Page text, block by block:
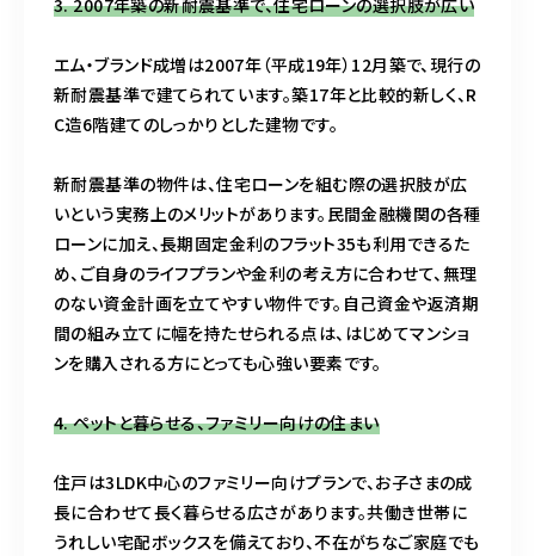
3. 2007年築の新耐震基準で、住宅ローンの選択肢が広い
エム・ブランド成増は2007年（平成19年）12月築で、現行の
新耐震基準で建てられています。築17年と比較的新しく、R
C造6階建てのしっかりとした建物です。
新耐震基準の物件は、住宅ローンを組む際の選択肢が広
いという実務上のメリットがあります。民間金融機関の各種
ローンに加え、長期固定金利のフラット35も利用できるた
め、ご自身のライフプランや金利の考え方に合わせて、無理
のない資金計画を立てやすい物件です。自己資金や返済期
間の組み立てに幅を持たせられる点は、はじめてマンショ
ンを購入される方にとっても心強い要素です。
4. ペットと暮らせる、ファミリー向けの住まい
住戸は3LDK中心のファミリー向けプランで、お子さまの成
長に合わせて長く暮らせる広さがあります。共働き世帯に
うれしい宅配ボックスを備えており、不在がちなご家庭でも